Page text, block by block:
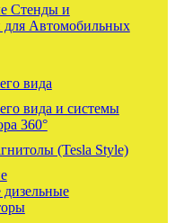
Стенды и
Автомобильных
вида
вида и системы
360°
(Tesla Style)